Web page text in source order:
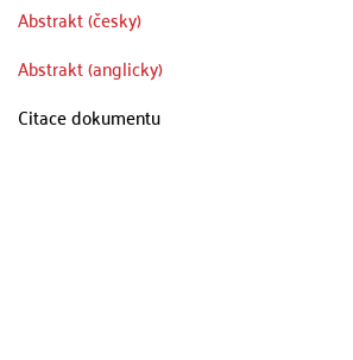
Abstrakt (česky)
Abstrakt (anglicky)
Citace dokumentu